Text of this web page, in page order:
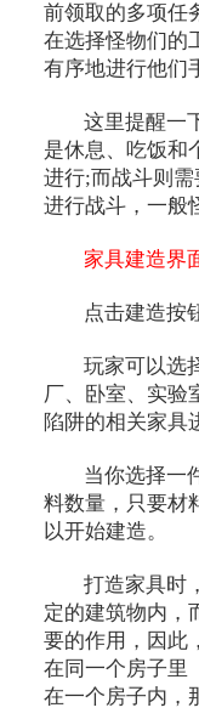
前领取的多项任
在选择怪物们的
有序地进行他们
这里提醒一
是休息、吃饭和
进行;而战斗则
进行战斗，一般
家具建造界
点击建造按
玩家可以选
厂、卧室、实验
陷阱的相关家具
当你选择一
料数量，只要材
以开始建造。
打造家具时
定的建筑物内，
要的作用，因此
在同一个房子里
在一个房子内，